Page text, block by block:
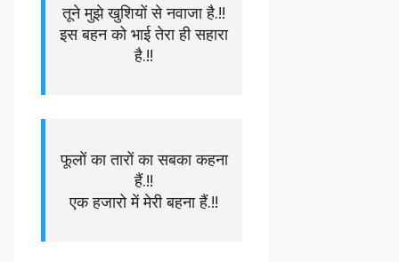
तूने मुझे खुशियों से नवाजा है.!!
इस बहन को भाई तेरा ही सहारा
है.!!
फूलों का तारों का सबका कहना
हैं.!!
एक हजारो में मेरी बहना हैं.!!